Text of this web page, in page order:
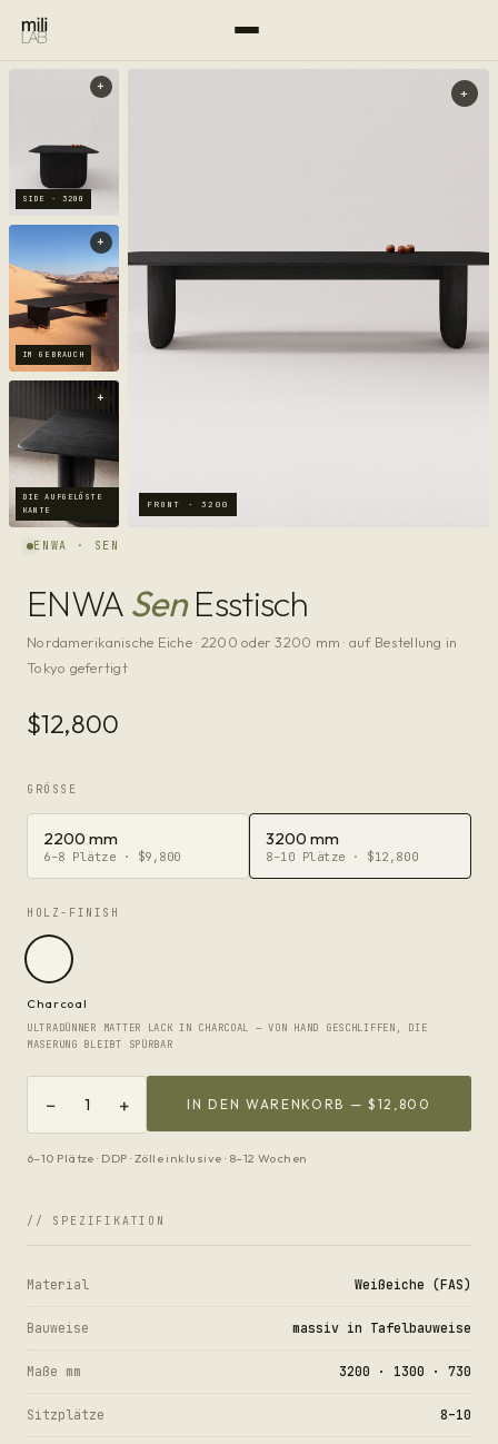
ENWA · SEN
ENWA SenEsstisch
Nordamerikanische Eiche · 2200 oder 3200 mm · auf Bestellung in
Tokyo gefertigt
$12,800
GRÖSSE
2200 mm
6–8 Plätze · $9,800
3200 mm
8–10 Plätze · $12,800
HOLZ-FINISH
Charcoal
ULTRADÜNNER MATTER LACK IN CHARCOAL — VON HAND GESCHLIFFEN, DIE
MASERUNG BLEIBT SPÜRBAR
− 1 + IN DEN WARENKORB —$12,800
6–10 Plätze · DDP · Zölle inklusive · 8–12 Wochen
+
FRONT · 3200
+
SIDE · 3200
+
IM GEBRAUCH
+
DIE AUFGELÖSTE
KANTE
// SPEZIFIKATION
Material Weißeiche (FAS)
Bauweise massiv in Tafelbauweise
Maße mm 3200 · 1300 · 730
Sitzplätze 8–10